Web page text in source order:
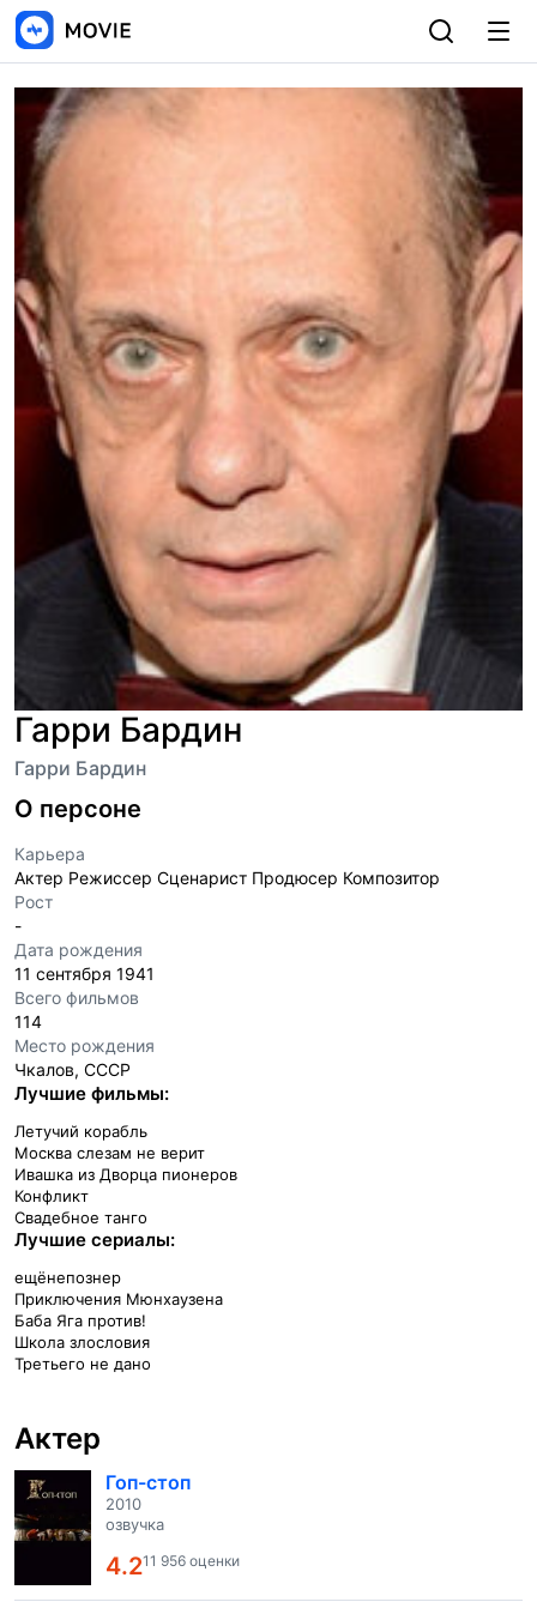
Гарри Бардин
Гарри Бардин
О персоне
Карьера
Актер Режиссер Сценарист Продюсер Композитор
Рост
-
Дата рождения
11 сентября 1941
Всего фильмов
114
Место рождения
Чкалов, СССР
Лучшие фильмы:
Летучий корабль
Москва слезам не верит
Ивашка из Дворца пионеров
Конфликт
Свадебное танго
Лучшие сериалы:
ещёнепознер
Приключения Мюнхаузена
Баба Яга против!
Школа злословия
Третьего не дано
Актер
Гоп-стоп
2010
озвучка
4.211 956 оценки